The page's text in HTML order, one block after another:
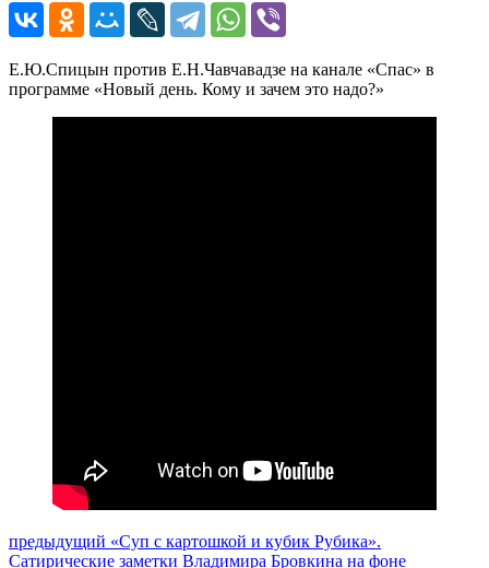
Е.Ю.Спицын против Е.Н.Чавчавадзе на канале «Спас» в
программе «Новый день. Кому и зачем это надо?»
Навигация
предыдущий Предыдущий
пост:
«Суп с картошкой и кубик Рубика».
Сатирические заметки Владимира Бровкина на фоне